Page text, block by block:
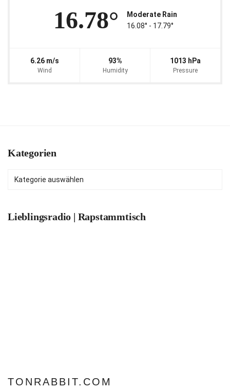
16.78°
Moderate Rain
16.08° ‐ 17.79°
6.26 m/s
Wind
93%
Humidity
1013 hPa
Pressure
Kategorien
Lieblingsradio | Rapstammtisch
TONRABBIT.COM